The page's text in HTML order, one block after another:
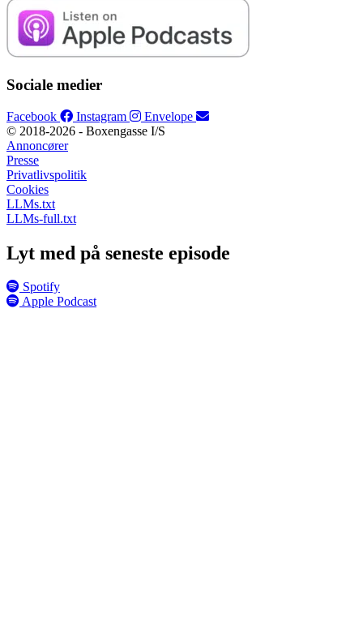
Sociale medier
Facebook Instagram
Envelope
© 2018-2026 - Boxengasse I/S
Annoncører
Presse
Privatlivspolitik
Cookies
LLMs.txt
LLMs-full.txt
Lyt med på seneste episode
Spotify
Apple Podcast